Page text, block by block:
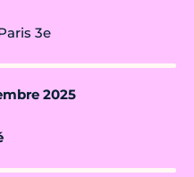
3e
2025